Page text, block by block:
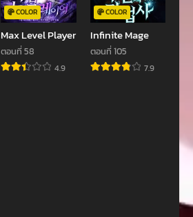
ตอนที่ 123
มกราคม 1, 2022
มกราคม 1, 2022
COLOR
Max Level Player
ตอนที่ 58
4.9
COLOR
Infinite Mage
ตอนที่ 105
7.9